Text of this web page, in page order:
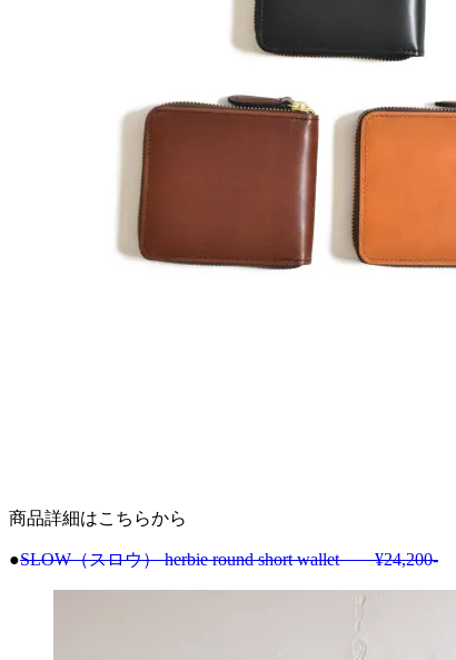
商品詳細はこちらから
●SLOW（スロウ） herbie round short wallet ¥24,200-